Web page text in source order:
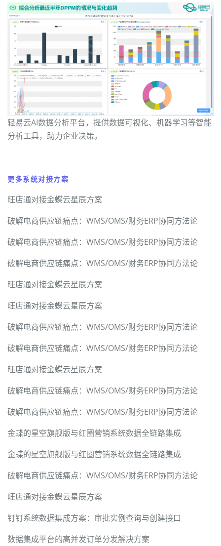
轻易云AI数据分析平台，提供数据可视化、机器学习等智能
分析工具，助力企业决策。
更多系统对接方案
旺店通对接金蝶云星辰方案
破解电商供应链痛点：WMS/OMS/财务ERP协同方法论
破解电商供应链痛点：WMS/OMS/财务ERP协同方法论
破解电商供应链痛点：WMS/OMS/财务ERP协同方法论
旺店通对接金蝶云星辰方案
旺店通对接金蝶云星辰方案
破解电商供应链痛点：WMS/OMS/财务ERP协同方法论
破解电商供应链痛点：WMS/OMS/财务ERP协同方法论
旺店通对接金蝶云星辰方案
破解电商供应链痛点：WMS/OMS/财务ERP协同方法论
破解电商供应链痛点：WMS/OMS/财务ERP协同方法论
金蝶的星空旗舰版与红圈营销系统数据全链路集成
金蝶的星空旗舰版与红圈营销系统数据全链路集成
破解电商供应链痛点：WMS/OMS/财务ERP协同方法论
旺店通对接金蝶云星辰方案
钉钉系统数据集成方案：审批实例查询与创建接口
数据集成平台的高并发订单分发解决方案